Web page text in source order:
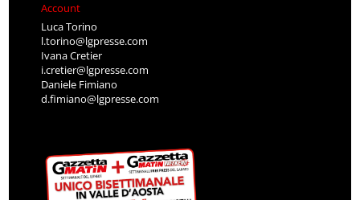
Account
Luca Torino
l.torino@lgpresse.com
Ivana Cretier
i.cretier@lgpresse.com
Daniele Fimiano
d.fimiano@lgpresse.com